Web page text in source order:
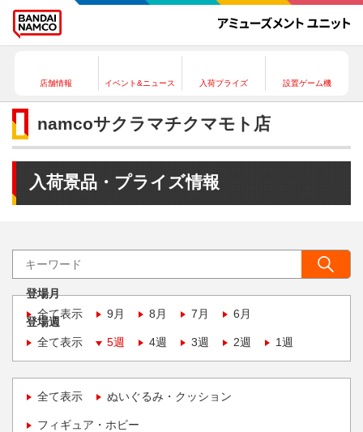
店舗情報 イベント&ニュース 入荷プライズ 設置ゲーム機
namcoサクラマチクマモト店
入荷景品・プライズ情報
登場月
全て表示
9月 8月 7月 6月
登場週
全て表示
5週 4週 3週 2週 1週
全て表示 ぬいぐるみ・クッション
フィギュア・ホビー